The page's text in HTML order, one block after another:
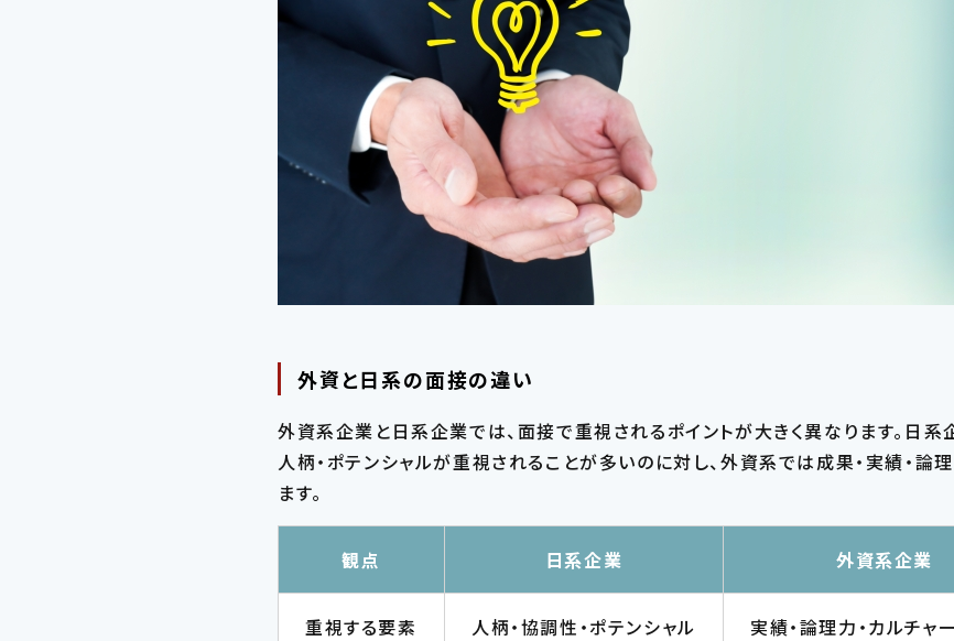
こだわり条件で探す
希望年収
この条件で検索する
条件をリセットする
外資と日系の面接の違い
外資系企業と日系企業では、面接で重視されるポイントが大きく異なります。日
人柄・ポテンシャルが重視されることが多いのに対し、外資系では成果・実績・論
ます。
観点 日系企業 外資系企業
重視する要素 人柄・協調性・ポテンシャル 実績・論理力・カルチャ